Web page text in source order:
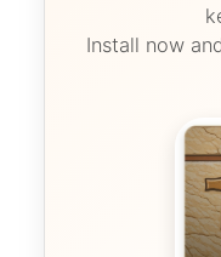
Install now